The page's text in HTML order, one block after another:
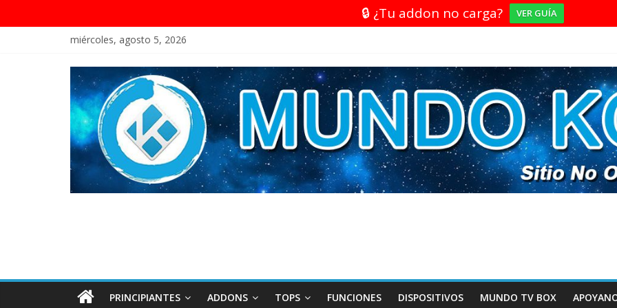
🔒 ¿Tu addon no carga? VER GUÍA
miércoles, agosto 5, 2026
PRINCIPIANTES ADDONS TOPS FUNCIONES DISPOSITIVOS MUNDO TV BOX